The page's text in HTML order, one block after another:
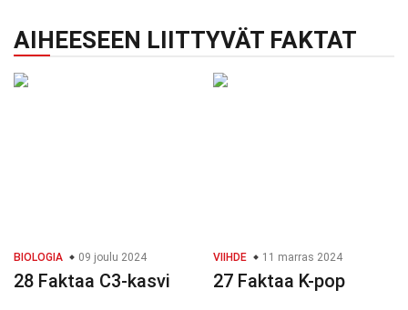
AIHEESEEN LIITTYVÄT FAKTAT
BIOLOGIA 09 joulu 2024
28 Faktaa C3-kasvi
VIIHDE 11 marras 2024
27 Faktaa K-pop